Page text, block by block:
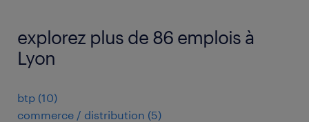
explorez plus de 86 emplois à
Lyon
btp (10)
commerce / distribution (5)